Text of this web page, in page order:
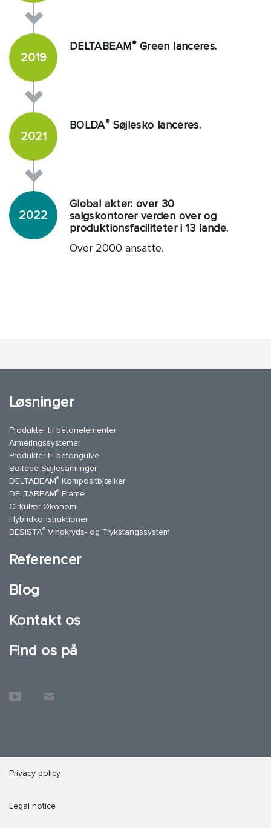
2019
DELTABEAM®Green lanceres.
2021
BOLDA®Søjlesko lanceres.
2022
Global aktør: over 30
salgskontorer verden over og
produktionsfaciliteter i 13 lande.
Over 2000 ansatte.
Løsninger
Produkter til betonelementer
Armeringssystemer
Produkter til betongulve
Boltede Søjlesamlinger
DELTABEAM® Kompositbjælker
DELTABEAM® Frame
Cirkulær Økonomi
Hybridkonstruktioner
BESISTA® Vindkryds- og Trykstangssystem
Referencer
Blog
Kontakt os
Find os på
Privacy policy
Legal notice